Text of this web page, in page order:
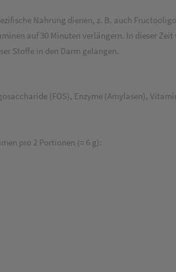
Nahrung dienen, z. B. auch
auf 30 Minuten verlängern. In dieser
Stoffe in den Darm gelangen.
(FOS), Enzyme (Amylasen),
pro 2 Portionen (= 6 g):